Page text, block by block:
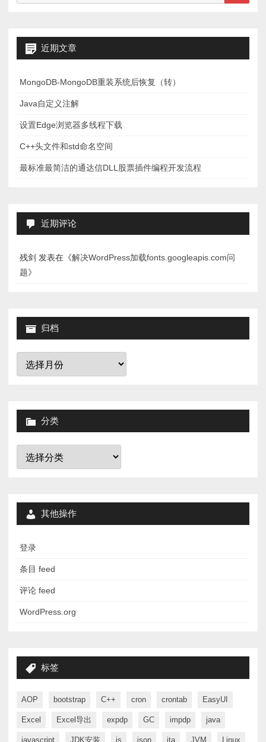
近期文章
MongoDB-MongoDB重装系统后恢复（转）
Java自定义注解
设置Edge浏览器多线程下载
C++头文件和std命名空间
最标准最简洁的通达信DLL股票插件编程开发流程
近期评论
残剑 发表在《解决WordPress加载fonts.googleapis.com问
题》
归档
归
分类
分
其他操作
登录
条目 feed
评论 feed
WordPress.org
标签
AOP bootstrap C++ cron crontab EasyUI
Excel Excel导出 expdp GC impdp java
javascript JDK安装 js json jta JVM Linux